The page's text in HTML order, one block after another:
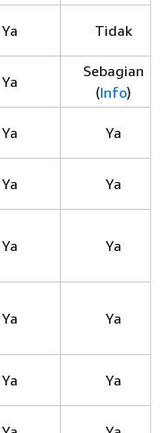
Ya Tidak
Ya
Sebagian
(Info)
Ya Ya
Ya Ya
Ya Ya
Ya Ya
Ya Ya